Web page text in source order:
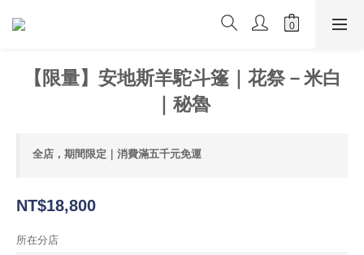
【限量】安地斯羊駝斗篷｜花祭－米白
｜秘魯
全店，期間限定｜消費滿五千元免運
NT$18,800
所在分店